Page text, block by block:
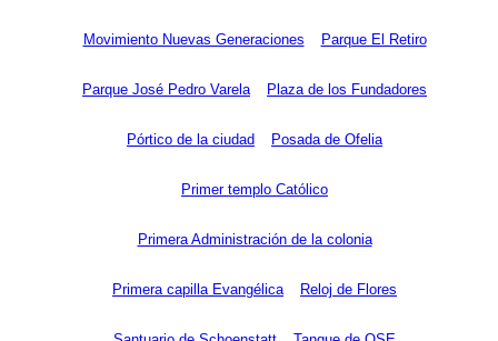
Movimiento Nuevas Generaciones Parque El Retiro
Parque José Pedro Varela Plaza de los Fundadores
Pórtico de la ciudad Posada de Ofelia
Primer templo Católico
Primera Administración de la colonia
Primera capilla Evangélica Reloj de Flores